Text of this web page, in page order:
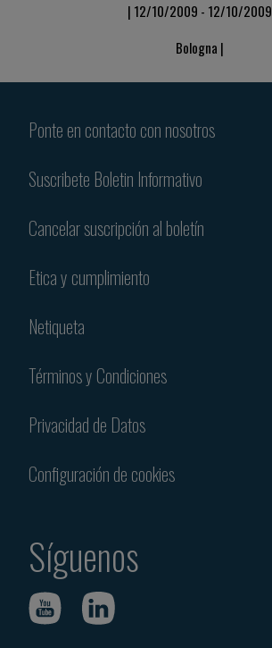
| 12/10/2009 - 12/10/2009
Bologna |
Ponte en contacto con nosotros
Suscribete Boletin Informativo
Cancelar suscripción al boletín
Etica y cumplimiento
Netiqueta
Términos y Condiciones
Privacidad de Datos
Configuración de cookies
Síguenos